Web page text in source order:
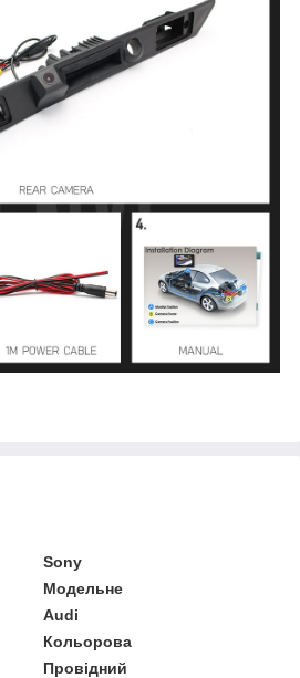
Sony
Модельне
Audi
Кольорова
Провідний